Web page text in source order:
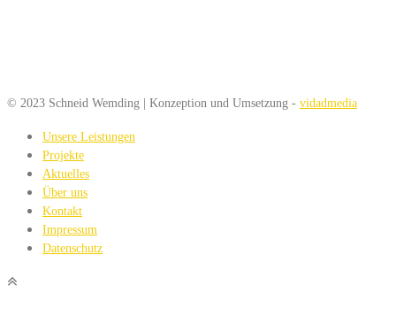
© 2023 Schneid Wemding | Konzeption und Umsetzung - vidadmedia
Unsere Leistungen
Projekte
Aktuelles
Über uns
Kontakt
Impressum
Datenschutz